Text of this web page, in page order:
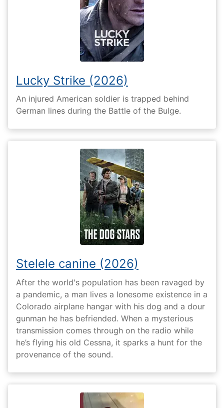
Lucky Strike (2026)
An injured American soldier is trapped behind
German lines during the Battle of the Bulge.
Stelele canine (2026)
After the world's population has been ravaged by
a pandemic, a man lives a lonesome existence in a
Colorado airplane hangar with his dog and a dour
gunman he has befriended. When a mysterious
transmission comes through on the radio while
he’s flying his old Cessna, it sparks a hunt for the
provenance of the sound.